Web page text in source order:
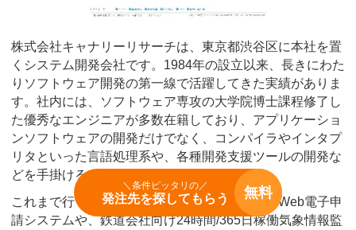
株式会社キャナリーリサーチは、東京都渋谷区に本社を置
くシステム開発会社です。1984年の設立以来、長きにわた
りソフトウェア開発の第一線で活躍してきた実績がありま
す。社内には、ソフトウェア専攻の大学院博士課程修了し
た優秀なエンジニアが多数在籍しており、アプリケーショ
ンソフトウェアの開発だけでなく、コンパイラやインタプ
リタといった言語処理系や、各種開発支援ツールの開発な
どを手掛けることも可能です。
これまで行ってきた開発実績には、官公庁向けWeb電子申
請システムや、鉄道会社向け24時間/365日稼働気象情報監
＼条件ピッタリの／
発注先を探してもらう 無料